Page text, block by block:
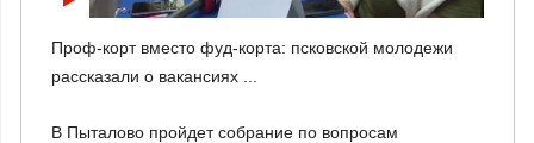
Проф-корт вместо фуд-корта: псковской молодежи
рассказали о вакансиях ...
В Пыталово пройдет собрание по вопросам